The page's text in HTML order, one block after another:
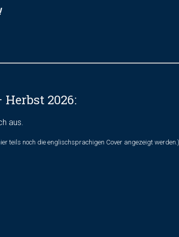
2026:
aus.
teils noch die englischsprachigen Cover angezeigt werden.)